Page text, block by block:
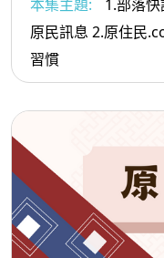
本集主題:
1.部落
原民訊息 2.原住民.com（生活資訊）：抗發炎的飲食
習慣